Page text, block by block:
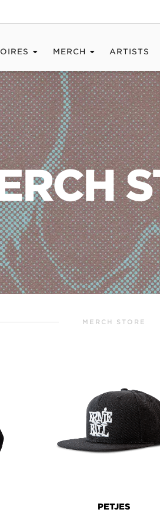
MERCH ARTISTS
MERCH STORE
PETJES